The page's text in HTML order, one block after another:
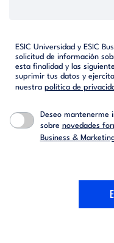
ESIC Universidad y ESIC
solicitud de información
esta finalidad y las
suprimir tus datos y
nuestra política de
Deseo
sobre novedades
Business &